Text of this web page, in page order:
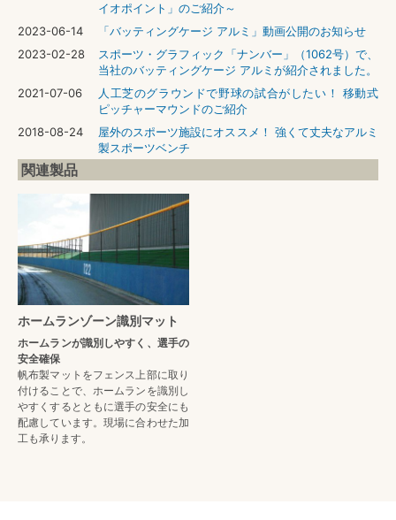
イオポイント」のご紹介～
2023-06-14
「バッティングケージ アルミ」動画公開のお知らせ
2023-02-28
スポーツ・グラフィック「ナンバー」（1062号）で、
当社のバッティングケージ アルミが紹介されました。
2021-07-06
人工芝のグラウンドで野球の試合がしたい！ 移動式
ピッチャーマウンドのご紹介
2018-08-24
屋外のスポーツ施設にオススメ！ 強くて丈夫なアルミ
製スポーツベンチ
関連製品
ホームランゾーン識別マット
ホームランが識別しやすく、選手の
安全確保
帆布製マットをフェンス上部に取り
付けることで、ホームランを識別し
やすくするとともに選手の安全にも
配慮しています。現場に合わせた加
工も承ります。